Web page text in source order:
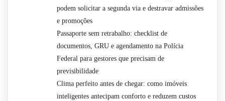
podem solicitar a segunda via e destravar admissões
e promoções
Passaporte sem retrabalho: checklist de
documentos, GRU e agendamento na Polícia
Federal para gestores que precisam de
previsibilidade
Clima perfeito antes de chegar: como imóveis
inteligentes antecipam conforto e reduzem custos